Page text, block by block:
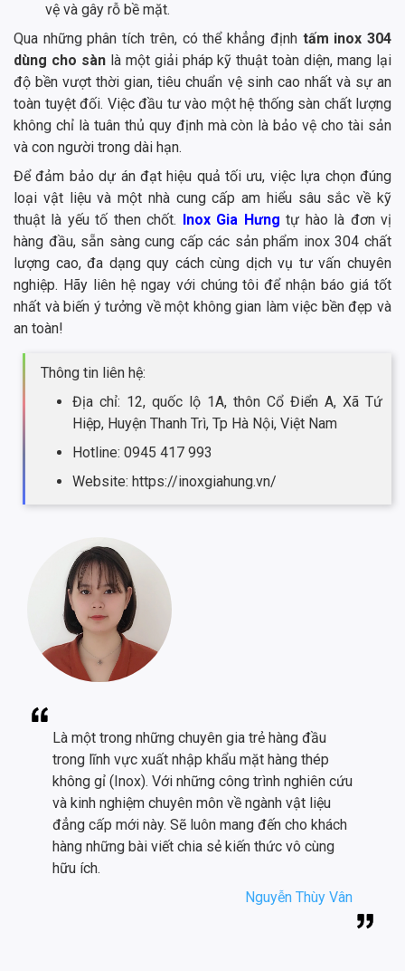
vệ và gây rỗ bề mặt.
Qua những phân tích trên, có thể khẳng định tấm inox 304
dùng cho sànlà một giải pháp kỹ thuật toàn diện, mang lại
độ bền vượt thời gian, tiêu chuẩn vệ sinh cao nhất và sự an
toàn tuyệt đối. Việc đầu tư vào một hệ thống sàn chất lượng
không chỉ là tuân thủ quy định mà còn là bảo vệ cho tài sản
và con người trong dài hạn.
Để đảm bảo dự án đạt hiệu quả tối ưu, việc lựa chọn đúng
loại vật liệu và một nhà cung cấp am hiểu sâu sắc về kỹ
thuật là yếu tố then chốt.
Inox Gia Hưng tự hào là đơn vị
hàng đầu, sẵn sàng cung cấp các sản phẩm inox 304 chất
lượng cao, đa dạng quy cách cùng dịch vụ tư vấn chuyên
nghiệp. Hãy liên hệ ngay với chúng tôi để nhận báo giá tốt
nhất và biến ý tưởng về một không gian làm việc bền đẹp và
an toàn!
Thông tin liên hệ:
Địa chỉ: 12, quốc lộ 1A, thôn Cổ Điển A, Xã Tứ
Hiệp, Huyện Thanh Trì, Tp Hà Nội, Việt Nam
Hotline: 0945 417 993
Website: https://inoxgiahung.vn/
Là một trong những chuyên gia trẻ hàng đầu
trong lĩnh vực xuất nhập khẩu mặt hàng thép
không gỉ (Inox). Với những công trình nghiên cứu
và kinh nghiệm chuyên môn về ngành vật liệu
đẳng cấp mới này. Sẽ luôn mang đến cho khách
hàng những bài viết chia sẻ kiến thức vô cùng
hữu ích.
Nguyễn Thùy Vân